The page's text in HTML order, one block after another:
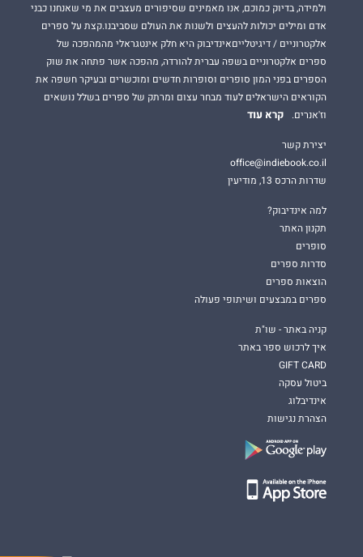
ולמידה, בדיוק כמוכם, אנו מאמינים שסיפורים מעצבים את מי שאנחנו כבני
אדם ומילים יכולות להעצים ולשנות את העולם שסביבנו.קצת על ספרים
אלקטרוניים / דיגיטלייםאינדיבוק היא חלק אינטגראלי מהמהפכה של
ספרים אלקטרוניים בשפה עברית להורדה, מהפכה אשר פתחה את שוק
הספרים בפני המון סופרים וסופרות חדשים ומוכשרים ובעיקר חשפה את
הקוראים הישראלים לעוד מבחר עצום ומרתק של ספרים בשלל נושאים
וז'אנרים.
קרא עוד
יצירת קשר
office@indiebook.co.il
שדרות הרכס 13, מודיעין
למה אינדיבוק?
תקנון האתר
סופרים
סדרות ספרים
הוצאות ספרים
ספרים במבצעים ושיתופי פעולה
קניה באתר - שו"ת
איך לרכוש ספר באתר
GIFT CARD
ביטול עסקה
אינדיבלוג
הצהרת נגישות